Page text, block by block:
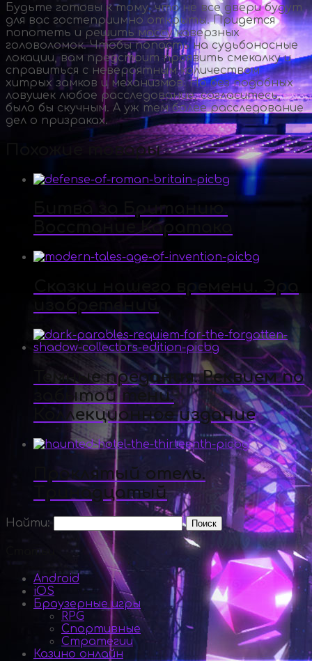
Будьте готовы к тому, что не все двери будут
для вас гостеприимно открыты. Придется
попотеть и решить массу каверзных
головоломок. Чтобы попасть на судьбоносные
локации, вам предстоит проявить смекалку и
справиться с невероятным количеством
хитрых замков и механизмов. Но без подобных
ловушек любое расследование, согласитесь,
было бы скучным. А уж тем более расследование
дел о призраках.
Похожие товары
Битва за Британию.
Восстание Каратака
Темные предания. Реквием по
забытой тени.
Коллекционное издание
Проклятый отель.
Тринадцатый
Найти:
Статьи
Android
iOS
Браузерные игры
RPG
Спортивные
Стратегии
Казино онлайн